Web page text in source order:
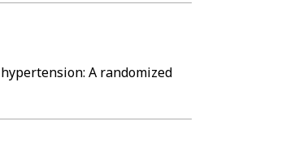
A randomized